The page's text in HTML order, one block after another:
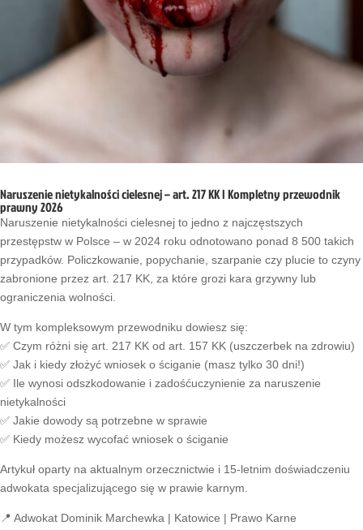
Naruszenie nietykalności cielesnej – art. 217 KK | Kompletny przewodnik
prawny 2026
Naruszenie nietykalności cielesnej to jedno z najczęstszych
przestępstw w Polsce – w 2024 roku odnotowano ponad 8 500 takich
przypadków. Policzkowanie, popychanie, szarpanie czy plucie to czyny
zabronione przez art. 217 KK, za które grozi kara grzywny lub
ograniczenia wolności.
W tym kompleksowym przewodniku dowiesz się:
✅ Czym różni się art. 217 KK od art. 157 KK (uszczerbek na zdrowiu)
✅ Jak i kiedy złożyć wniosek o ściganie (masz tylko 30 dni!)
✅ Ile wynosi odszkodowanie i zadośćuczynienie za naruszenie
nietykalności
✅ Jakie dowody są potrzebne w sprawie
✅ Kiedy możesz wycofać wniosek o ściganie
Artykuł oparty na aktualnym orzecznictwie i 15-letnim doświadczeniu
adwokata specjalizującego się w prawie karnym.
📍 Adwokat Dominik Marchewka | Katowice | Prawo Karne